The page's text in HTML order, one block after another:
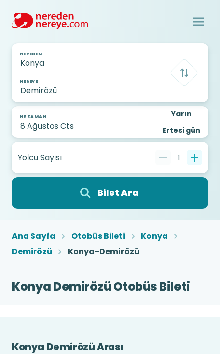
NEREDEN
NEREYE
NE ZAMAN
Yarın
Ertesi gün
Yolcu Sayısı 1
Bilet Ara
Ana Sayfa Otobüs Bileti
Konya
Demirözü
Konya-Demirözü
Konya Demirözü Otobüs Bileti
Konya Demirözü Arası